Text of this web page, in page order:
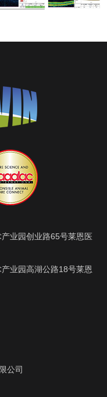
业园创业路65号莱恩医
业园高湖公路18号莱恩
公司